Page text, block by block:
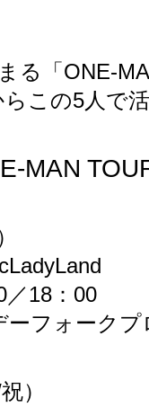
る「ONE-
らこの5人で
MAN
／18：00
ーフォーク
）